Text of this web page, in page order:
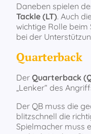
Daneben spielen
Tackle (LT). Auch
wichtige Rolle beim
bei der
Quarterback
Der Quarterback
„Lenker“ des
Der QB muss die
blitzschnell die
Spielmacher muss